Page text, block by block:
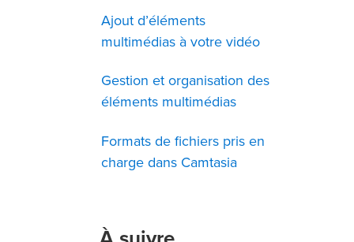
Ajout d’éléments
multimédias à votre vidéo
Gestion et organisation des
éléments multimédias
Formats de fichiers pris en
charge dans Camtasia